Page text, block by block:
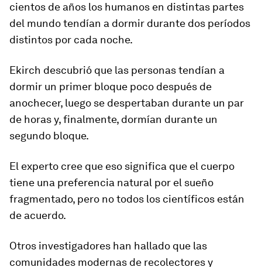
cientos de años los humanos en distintas partes
del mundo tendían a dormir durante dos períodos
distintos por cada noche.
Ekirch descubrió que las personas tendían a
dormir un primer bloque poco después de
anochecer, luego se despertaban durante un par
de horas y, finalmente, dormían durante un
segundo bloque.
El experto cree que eso significa que el cuerpo
tiene una preferencia natural por el sueño
fragmentado, pero no todos los científicos están
de acuerdo.
Otros investigadores han hallado que las
comunidades modernas de recolectores y